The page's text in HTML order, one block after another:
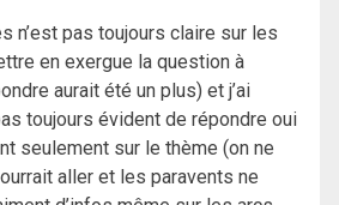
n’est pas toujours claire sur les
en exergue la question à
aurait été un plus) et j’ai
toujours évident de répondre oui
seulement sur le thème (on ne
aller et les paravents ne